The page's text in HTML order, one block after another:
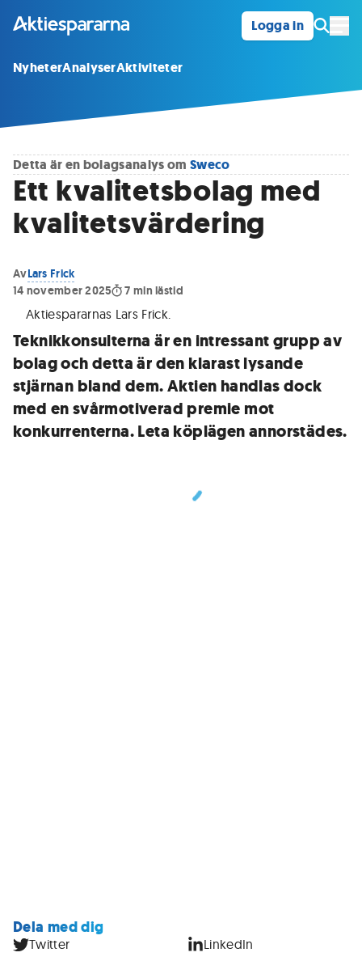
Logga in
NyheterAnalyserAktiviteter
Detta är en bolagsanalys om Sweco
Ett kvalitetsbolag med
kvalitetsvärdering
AvLars Frick
14 november 2025
7 min lästid
Aktiespararnas Lars Frick.
Teknikkonsulterna är en intressant grupp av
bolag och detta är den klarast lysande
stjärnan bland dem. Aktien handlas dock
med en svårmotiverad premie mot
konkurrenterna. Leta köplägen annorstädes.
Dela med dig
Twitter LinkedIn